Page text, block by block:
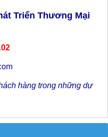
Triển Thương Mại
hàng trong những dự